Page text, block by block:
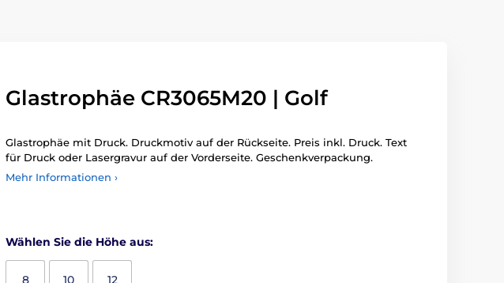
Glastrophäe CR3065M20 | Golf
Glastrophäe mit Druck. Druckmotiv auf der Rückseite. Preis inkl. Druck. Text
für Druck oder Lasergravur auf der Vorderseite. Geschenkverpackung.
Mehr Informationen ›
Wählen Sie die Höhe aus:
8 10 12